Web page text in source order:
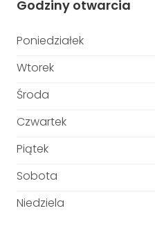
Godziny otwarcia
Poniedziałek
Wtorek
Środa
Czwartek
Piątek
Sobota
Niedziela